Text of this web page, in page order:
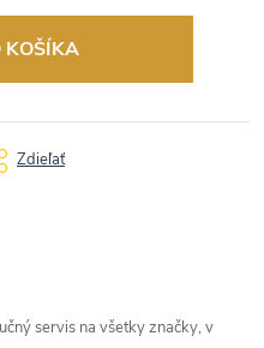
KOŠÍKA
Zdieľať
servis na všetky značky, v